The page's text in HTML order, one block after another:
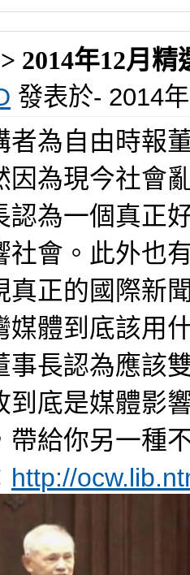
2014年12月
發表於- 2014
者為自由時報
因為現今社會
認為一個真正
社會。此外也
真正的國際新
媒體到底該用
事長認為應該
到底是媒體影
帶給你另一種
http://